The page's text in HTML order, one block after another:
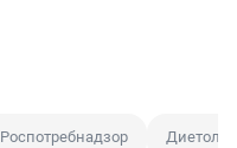
Роспотребнадзор Диетолог